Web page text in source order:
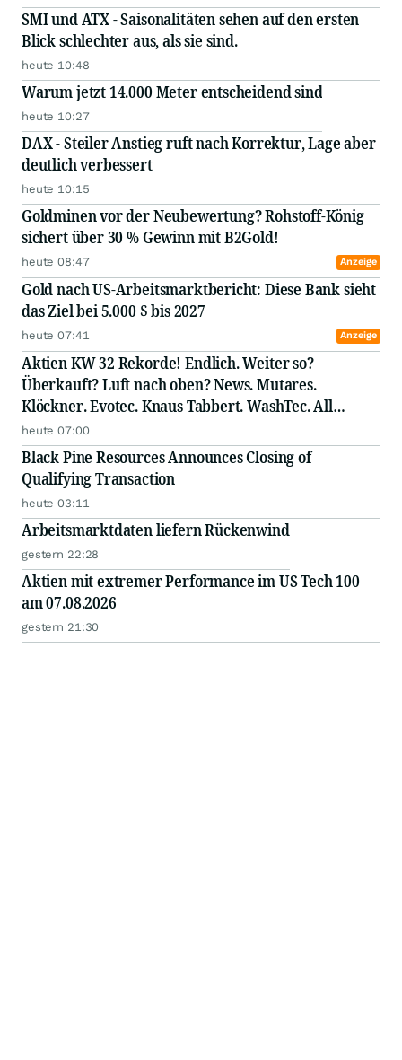
SMI und ATX - Saisonalitäten sehen auf den ersten
Blick schlechter aus, als sie sind.
heute 10:48
Warum jetzt 14.000 Meter entscheidend sind
heute 10:27
DAX - Steiler Anstieg ruft nach Korrektur, Lage aber
deutlich verbessert
heute 10:15
Goldminen vor der Neubewertung? Rohstoff-König
sichert über 30 % Gewinn mit B2Gold!
heute 08:47 Anzeige
Gold nach US-Arbeitsmarktbericht: Diese Bank sieht
das Ziel bei 5.000 $ bis 2027
heute 07:41 Anzeige
Aktien KW 32 Rekorde! Endlich. Weiter so?
Überkauft? Luft nach oben? News. Mutares.
Klöckner. Evotec. Knaus Tabbert. WashTec. All
Stabilus. ElringKlinger. Hamborner REIT. Jost. SUSS
MicroTec. Rational. Elmos Semiconductor. GFT.
Bastei Lübbe. Nordex. Aurub
heute 07:00
Black Pine Resources Announces Closing of
Qualifying Transaction
heute 03:11
Arbeitsmarktdaten liefern Rückenwind
gestern 22:28
Aktien mit extremer Performance im US Tech 100
am 07.08.2026
gestern 21:30